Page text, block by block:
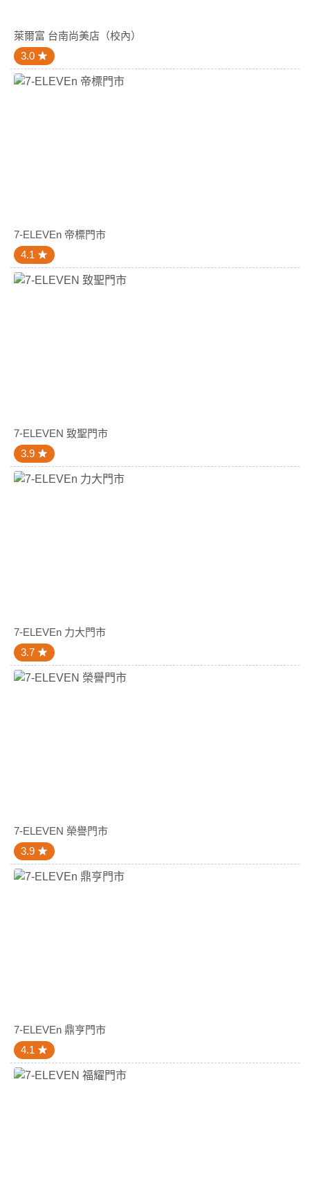
萊爾富 台南尚美店（校內）
3.0
7-ELEVEn 帝標門市
4.1
7-ELEVEN 致聖門市
3.9
7-ELEVEn 力大門市
3.7
7-ELEVEN 榮譽門市
3.9
7-ELEVEn 鼎亨門市
4.1